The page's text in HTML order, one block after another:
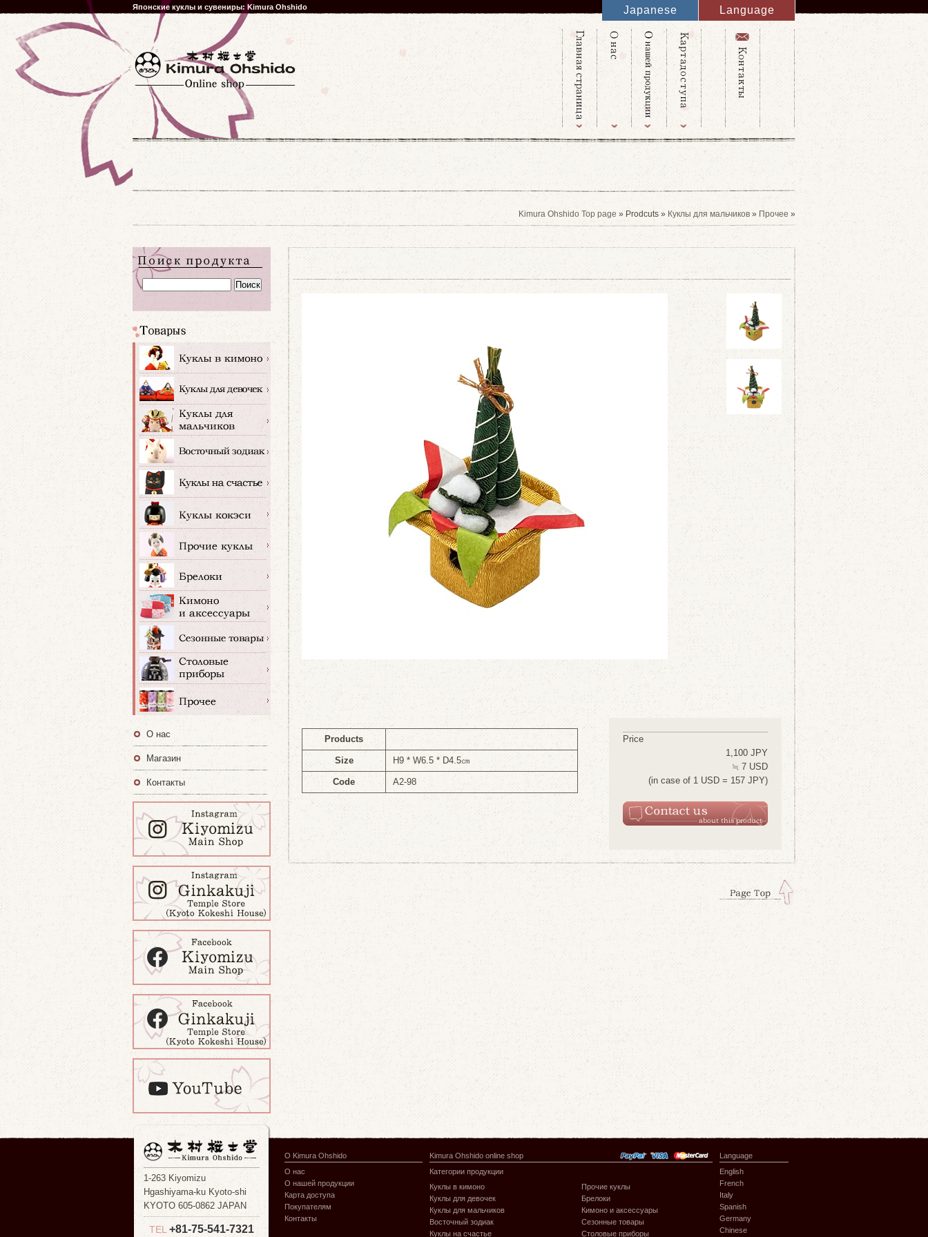
Японские куклы и сувениры: Kimura Ohshido Japanese Language
English
French
Italy
Spanish
Germany
Chinese
Russian
Taiwanese
Korean
Kimura Ohshido Top page » Prodcuts » Куклы для мальчиков » Прочее »
Products
Size H9 * W6.5 * D4.5㎝
Code A2-98
Price
1,100 JPY
≒ 7 USD
(in case of 1 USD = 157 JPY)
О нас
Магазин
Контакты
1-263 Kiyomizu
Hgashiyama-ku Kyoto-shi
KYOTO 605-0862 JAPAN
TEL +81-75-541-7321
О Kimura Ohshido
О нас
О нашей продукции
Карта доступа
Покупателям
Контакты
Kimura Ohshido online shop
Категории продукции
Куклы в кимоно
Куклы для девочек
Куклы для мальчиков
Восточный зодиак
Куклы на счастье
Прочие куклы
Брелоки
Кимоно и аксессуары
Сезонные товары
Столовые приборы
Language
English
French
Italy
Spanish
Germany
Chinese